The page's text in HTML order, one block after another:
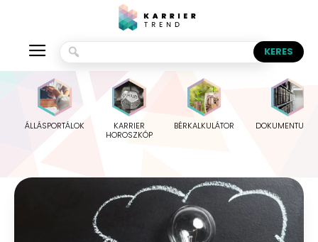
ÁLLÁSPORTÁLOK
KARRIER
HOROSZKÓP
BÉRKALKULÁTOR